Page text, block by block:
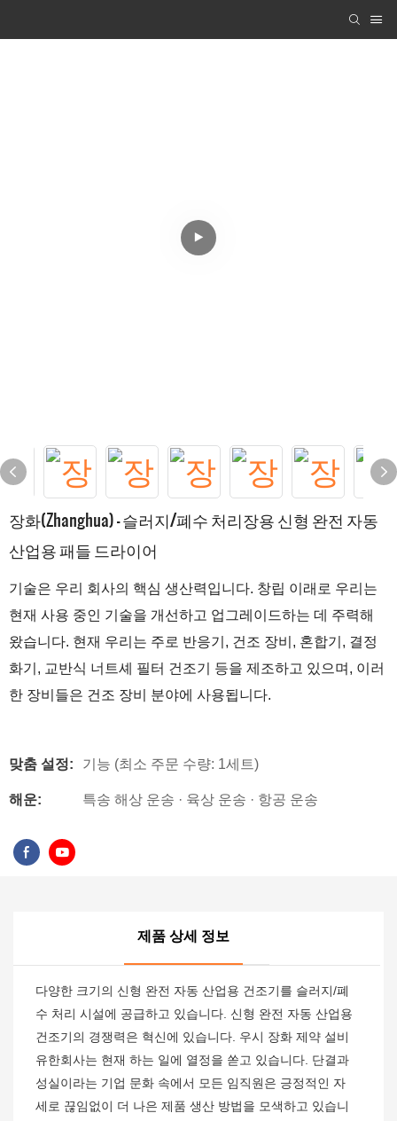
장화(Zhanghua) - 슬러지/폐수 처리장용 신형 완전 자동
산업용 패들 드라이어
기술은 우리 회사의 핵심 생산력입니다. 창립 이래로 우리는
현재 사용 중인 기술을 개선하고 업그레이드하는 데 주력해
왔습니다. 현재 우리는 주로 반응기, 건조 장비, 혼합기, 결정
화기, 교반식 너트셰 필터 건조기 등을 제조하고 있으며, 이러
한 장비들은 건조 장비 분야에 사용됩니다.
맞춤 설정: 기능 (최소 주문 수량: 1세트)
해운: 특송 해상 운송 · 육상 운송 · 항공 운송
제품 상세 정보
다양한 크기의 신형 완전 자동 산업용 건조기를 슬러지/폐
수 처리 시설에 공급하고 있습니다. 신형 완전 자동 산업용
건조기의 경쟁력은 혁신에 있습니다. 우시 장화 제약 설비
유한회사는 현재 하는 일에 열정을 쏟고 있습니다. 단결과
성실이라는 기업 문화 속에서 모든 임직원은 긍정적인 자
세로 끊임없이 더 나은 제품 생산 방법을 모색하고 있습니